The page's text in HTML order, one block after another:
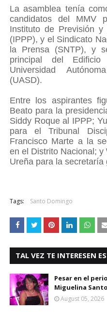
La asamblea tenía
candidatos del MMV
Instituto de Previsión y
(IPPP), y el Sindicato
la Prensa (SNTP), y
principal del
Universidad
(UASD).
Entre los aspirantes
Beato para la
Siddy Roque al IPPP;
para el Tribunal
Francisco Marte a la
en el Distrito Nacional; y
Ureña para la secretaría
Tags: Santo Domingo
TAL VEZ TE INTERESEN
Pesar en el
Miguelina
August 05, 2026